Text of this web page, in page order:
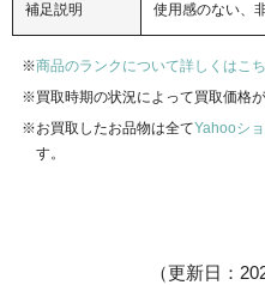
補足説明 使用感のない、
商品のランクについて詳しくはこ
買取時期の状況によって買取価格
お買取したお品物は全てYahooシ
す。
（更新日：